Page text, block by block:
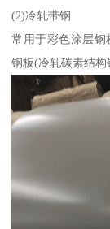
(2)冷轧带钢
常用于彩色涂层
钢板(冷轧碳素结